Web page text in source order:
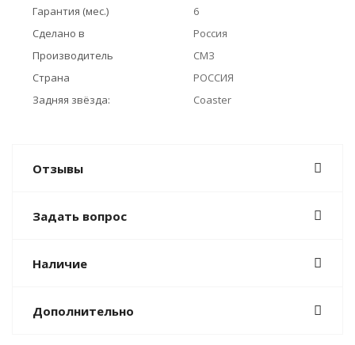
Гарантия (мес.)
6
Сделано в
Россия
Производитель
СМЗ
Страна
РОССИЯ
Задняя звёзда:
Coaster
Отзывы
Задать вопрос
Наличие
Дополнительно